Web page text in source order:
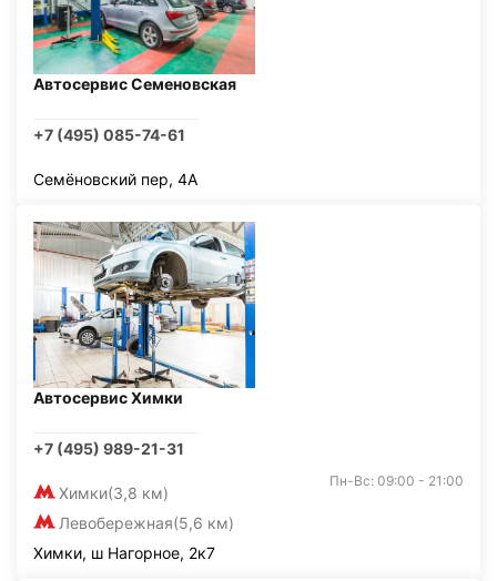
Автосервис Семеновская
+7 (495) 085-74-61
Семёновский пер, 4А
Автосервис Химки
+7 (495) 989-21-31
Химки(3,8 км)
Левобережная(5,6 км)
Пн-Вс: 09:00 - 21:00
Химки, ш Нагорное, 2к7